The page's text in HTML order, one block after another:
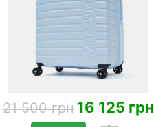
21 500 грн 16 125 грн